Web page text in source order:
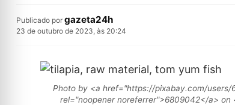
Publicado por gazeta24h
23 de outubro de 2023, às 20:24
Photo by <a href="https://pixabay.com/
rel="noopener noreferrer">6809042</a>